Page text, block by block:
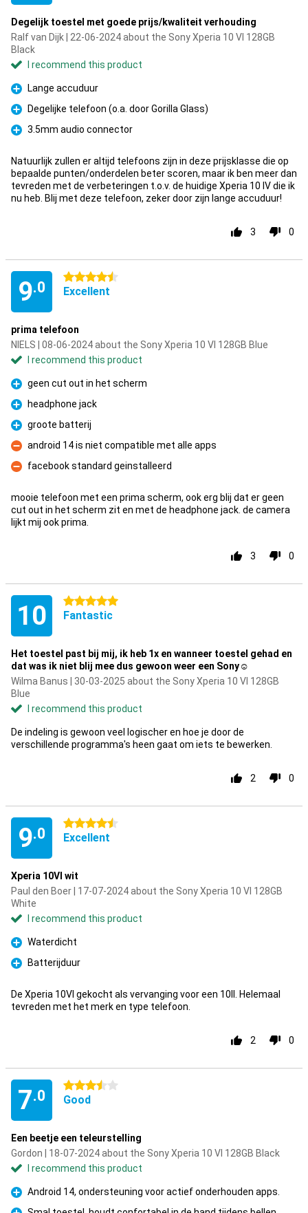
Degelijk toestel met goede prijs/kwaliteit verhouding
Ralf van Dijk | 22-06-2024 about the Sony Xperia 10 VI 128GB
Black
I recommend this product
Pro
Lange accuduur
Pro
Degelijke telefoon (o.a. door Gorilla Glass)
Pro
3.5mm audio connector
Natuurlijk zullen er altijd telefoons zijn in deze prijsklasse die op
bepaalde punten/onderdelen beter scoren, maar ik ben meer dan
tevreden met de verbeteringen t.o.v. de huidige Xperia 10 IV die ik
nu heb. Blij met deze telefoon, zeker door zijn lange accuduur!
3 0
9.0
4.5 stars
Excellent
prima telefoon
NIELS | 08-06-2024 about the Sony Xperia 10 VI 128GB Blue
I recommend this product
Pro
geen cut out in het scherm
Pro
headphone jack
Pro
groote batterij
Con
android 14 is niet compatible met alle apps
Con
facebook standard geinstalleerd
mooie telefoon met een prima scherm, ook erg blij dat er geen
cut out in het scherm zit en met de headphone jack. de camera
lijkt mij ook prima.
3 0
10 5 stars
Fantastic
Het toestel past bij mij, ik heb 1x en wanneer toestel gehad en
dat was ik niet blij mee dus gewoon weer een Sony☺️
Wilma Banus | 30-03-2025 about the Sony Xperia 10 VI 128GB
Blue
I recommend this product
De indeling is gewoon veel logischer en hoe je door de
verschillende programma's heen gaat om iets te bewerken.
2 0
9.0
4.5 stars
Excellent
Xperia 10VI wit
Paul den Boer | 17-07-2024 about the Sony Xperia 10 VI 128GB
White
I recommend this product
Pro
Waterdicht
Pro
Batterijduur
De Xperia 10VI gekocht als vervanging voor een 10II. Helemaal
tevreden met het merk en type telefoon.
2 0
7.0
3.5 stars
Good
Een beetje een teleurstelling
Gordon | 18-07-2024 about the Sony Xperia 10 VI 128GB Black
I recommend this product
Pro
Android 14, ondersteuning voor actief onderhouden apps.